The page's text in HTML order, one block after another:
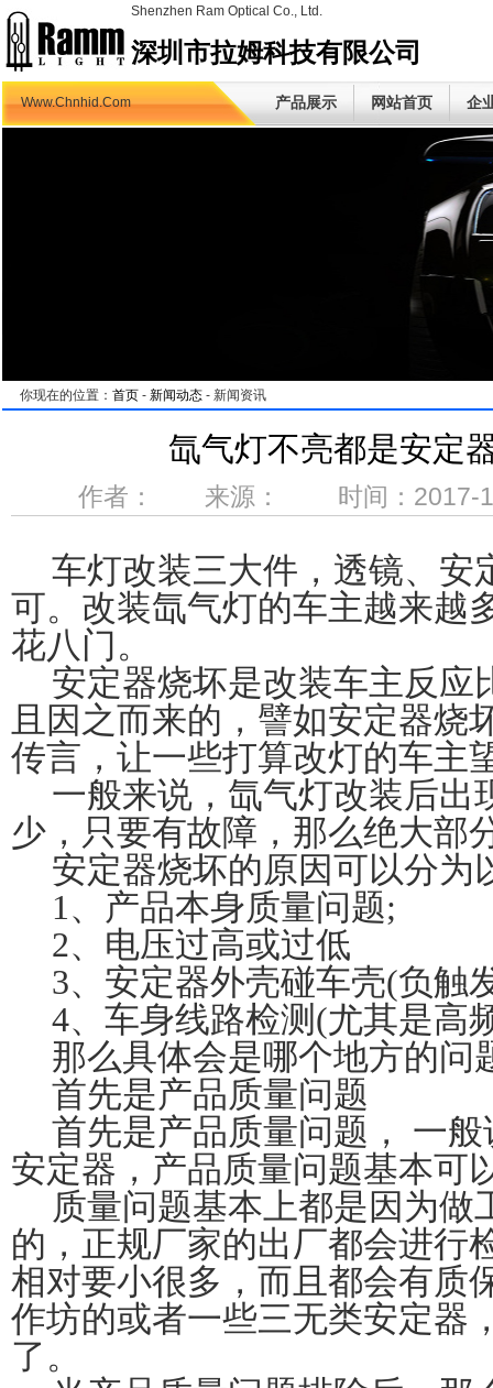
Shenzhen Ram Optical Co., Ltd.
深圳市拉姆科技有限公司
Www.Chnhid.Com 产品展示 网站首页 企
你现在的位置： 首页 - 新闻动态 - 新闻资讯
氙气灯不亮都是安定
作者： 来源： 时间：2017-
车灯改装三大件，透镜、安
可。改装氙气灯的车主越来越
花八门。
安定器烧坏是改装车主反应
且因之而来的，譬如安定器烧
传言，让一些打算改灯的车主
一般来说，氙气灯改装后出
少，只要有故障，那么绝大部
安定器烧坏的原因可以分为
1、产品本身质量问题;
2、电压过高或过低
3、安定器外壳碰车壳(负触
4、车身线路检测 (尤其是高
那么具体会是哪个地方的问
首先是产品质量问题
首先是产品质量问题， 一
安定器，产品质量问题基本可
质量问题基本上都是因为做
的，正规厂家的出厂都会进行
相对要小很多，而且都会有质
作坊的或者一些三无类安定器
了。